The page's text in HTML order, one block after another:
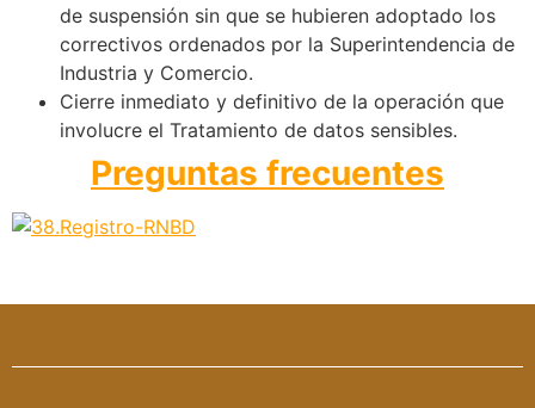
de suspensión sin que se hubieren adoptado los
correctivos ordenados por la Superintendencia de
Industria y Comercio.
Cierre inmediato y definitivo de la operación que
involucre el Tratamiento de datos sensibles.
Preguntas frecuentes